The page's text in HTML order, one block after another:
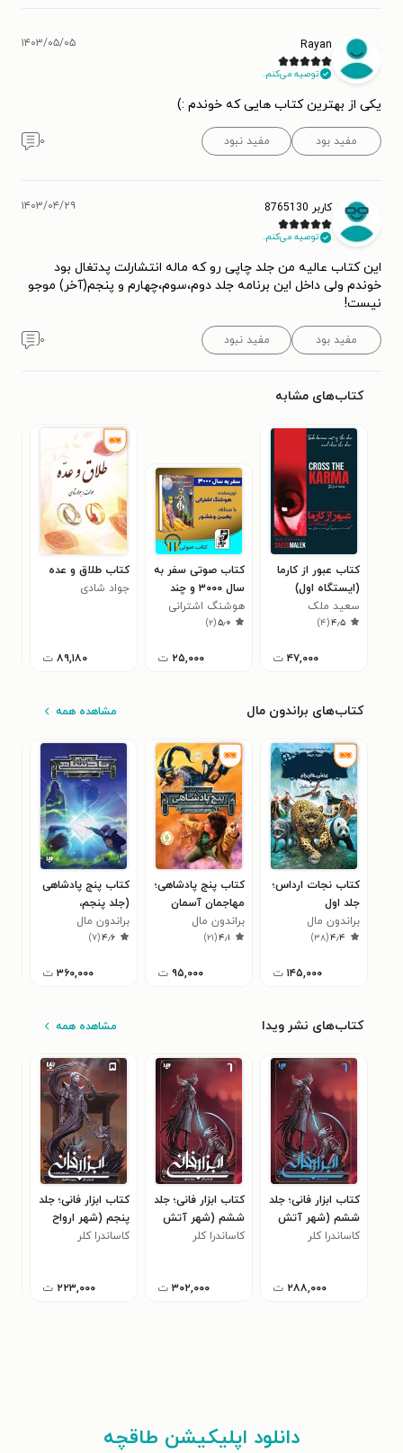
Rayan
توصیه می‌کنم.
۱۴۰۳/۰۵/۰۵
یکی از بهترین کتاب هایی که خوندم :)
مفید بود مفید نبود ۰
کاربر 8765130
توصیه می‌کنم.
۱۴۰۳/۰۴/۲۹
این کتاب عالیه من جلد چاپی رو که ماله انتشارلت پدتغال بود
خوندم ولی داخل این برنامه جلد دوم،سوم،چهارم و پنجم(آخر) موجو
نیست!
مفید بود مفید نبود ۰
کتاب‌های مشابه
کتاب عبور از کارما
(ایستگاه اول)
سعید ملک
۴٫۵(۴)
۴۷,۰۰۰ ت
کتاب صوتی سفر به
سال ۳۰۰۰ و چند
داستان دیگر
هوشنگ اشترانی
۵٫۰(۲)
۲۵,۰۰۰ ت
کتاب طلاق و عده
جواد شادی
۸۹,۱۸۰ ت
کتاب‌های براندون مال مشاهده همه
کتاب نجات ارداس؛
جلد اول
براندون مال
۴٫۴(۳۸)
۱۴۵,۰۰۰ ت
کتاب پنج پادشاهی؛
مهاجمان آسمان
براندون مال
۴٫۱(۲۱)
۹۵,۰۰۰ ت
کتاب پنج پادشاهی
(جلد پنجم،
مسافران زمان)
براندون مال
۴٫۶(۷)
۳۶۰,۰۰۰ ت
کتاب‌های نشر ویدا مشاهده همه
کتاب ابزار فانی؛ جلد
ششم (شهر آتش
ملکوتی - بخش
کاساندرا کلر
۲۸۸,۰۰۰ ت
کتاب ابزار فانی؛ جلد
ششم (شهر آتش
ملکوتی - بخش
کاساندرا کلر
۳۰۲,۰۰۰ ت
کتاب ابزار فانی؛ جلد
پنجم (شهر ارواح
گمشده - بخش
کاساندرا کلر
۲۲۳,۰۰۰ ت
دانلود اپلیکیشن طاقچه